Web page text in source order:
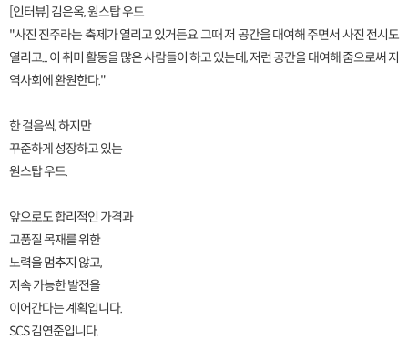
[인터뷰] 김은옥, 원스탑 우드
"사진 진주라는 축제가 열리고 있거든요 그때 저 공간을 대여해 주면서 사진 전시도
열리고... 이 취미 활동을 많은 사람들이 하고 있는데, 저런 공간을 대여해 줌으로써 지
역사회에 환원한다."
한 걸음씩, 하지만
꾸준하게 성장하고 있는
원스탑 우드.
앞으로도 합리적인 가격과
고품질 목재를 위한
노력을 멈추지 않고,
지속 가능한 발전을
이어간다는 계획입니다.
SCS 김연준입니다.